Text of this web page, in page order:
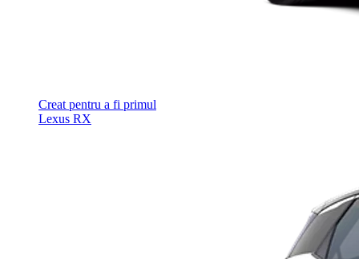
Creat pentru a fi primul
Lexus RX